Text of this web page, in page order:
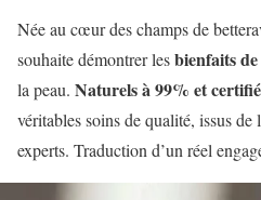
Née au cœur des champs de
souhaite démontrer lesbienfaits
la peau. Naturels à 99% et
véritables soins de qualité, issus
experts. Traduction d’un réel